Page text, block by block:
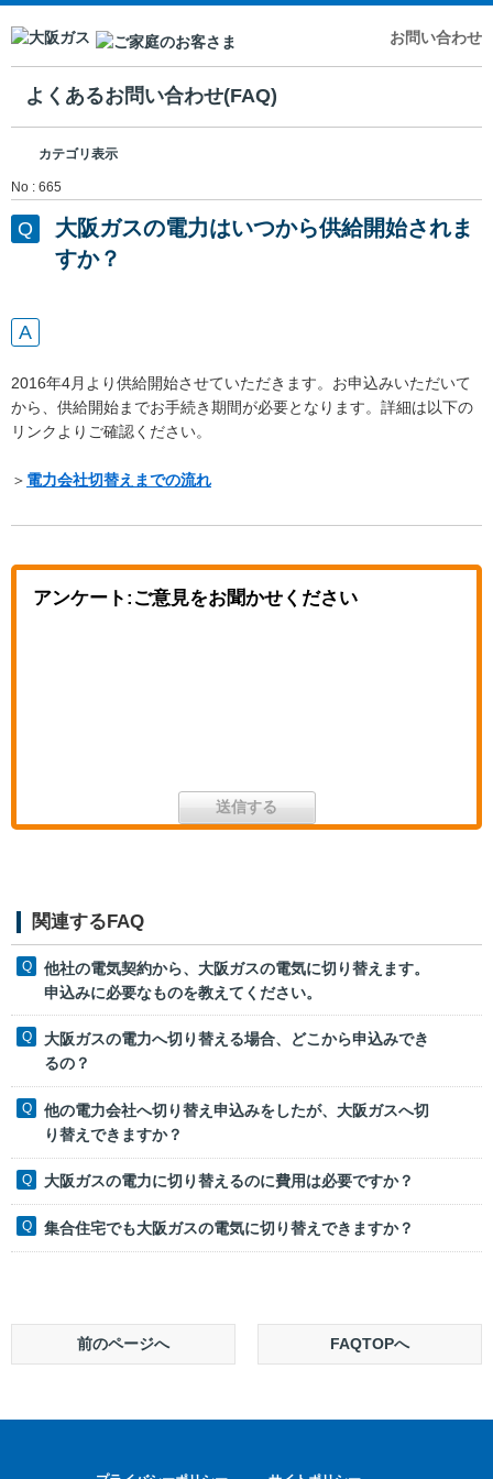
お問い合わせ
よくあるお問い合わせ(FAQ)
カテゴリ表示
No : 665
大阪ガスの電力はいつから供給開始されま
すか？
2016年4月より供給開始させていただきます。お申込みいただいて
から、供給開始までお手続き期間が必要となります。詳細は以下の
リンクよりご確認ください。
＞ 電力会社切替えまでの流れ
アンケート:ご意見をお聞かせください
関連するFAQ
他社の電気契約から、大阪ガスの電気に切り替えます。
申込みに必要なものを教えてください。
大阪ガスの電力へ切り替える場合、どこから申込みでき
るの？
他の電力会社へ切り替え申込みをしたが、大阪ガスへ切
り替えできますか？
大阪ガスの電力に切り替えるのに費用は必要ですか？
集合住宅でも大阪ガスの電気に切り替えできますか？
前のページへ FAQTOPへ